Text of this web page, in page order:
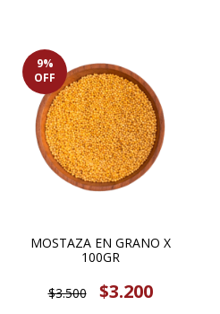
9%
OFF
MOSTAZA EN GRANO X
100GR
$3.500 $3.200